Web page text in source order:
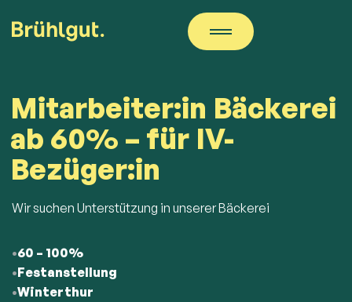
Mitarbeiter:in Bäckerei
ab 60% – für IV-
Bezüger:in
Wir suchen Unterstützung in unserer Bäckerei
60 – 100%
Festanstellung
Winterthur